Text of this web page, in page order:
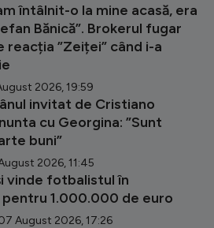
întâlnit-o la mine acasă, era
Bănică”. Brokerul fugar
”Zeiței” când i-a
2026, 19:59
invitat de Cristiano
cu Georgina: ”Sunt
buni”
2026, 11:45
vinde fotbalistul în
pentru 1.000.000 de euro
August 2026, 17:26